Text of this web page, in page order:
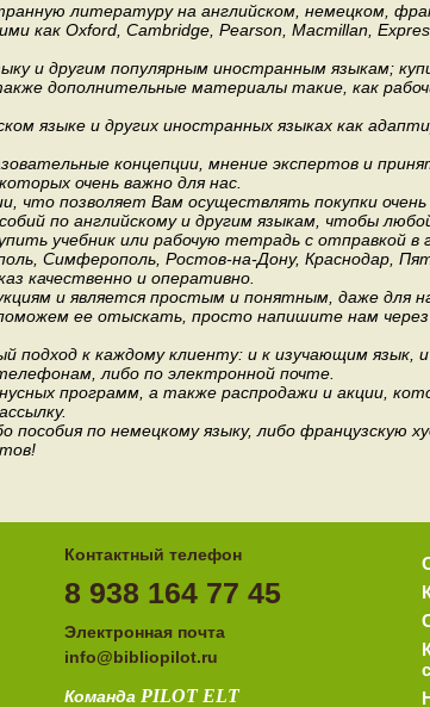
литературу на английском, немецком,
Oxford, Cambridge, Pearson, Macmillan,
и другим популярным иностранным языкам;
дополнительные материалы такие, как
языке и других иностранных языках как
концепции, мнение экспертов и
очень важно для нас.
что позволяет Вам осуществлять покупки очень
по английскому и другим языкам, чтобы
учебник или рабочую тетрадь с отправкой в
Симферополь, Ростов-на-Дону, Краснодар,
качественно и оперативно.
и является простым и понятным, даже для
ее отыскать, просто напишите нам
к каждому клиенту: и к изучающим язык,
либо по электронной почте.
программ, а также распродажи и акции,
пособия по немецкому языку, либо
Контактный телефон
8 938 164 77 45
Электронная почта
info@bibliopilot.ru
Команда PILOT ELT